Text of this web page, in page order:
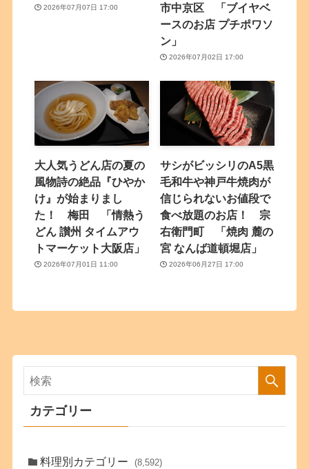
2026年07月07日 17:00
市中京区 「ブイヤベ
ースのお店 プチポワソ
ン」
2026年07月02日 17:00
大人気うどん店の夏の
風物詩の絶品『ひやか
け』が始まりまし
た！ 梅田 「情熱う
どん 讃州 タイムアウ
トマーケット大阪店」
2026年07月01日 11:00
サシがビッシリのA5黒
毛和牛や神戸牛焼肉が
信じられないお値段で
食べ放題のお店！ 宗
右衛門町 「焼肉 麓の
宮 なんば道頓堀店」
2026年06月27日 17:00
カテゴリー
料理別カテゴリー (8,592)